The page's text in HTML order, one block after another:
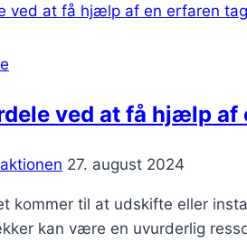
ved at få hjælp
27. august 2024
kommer til at udskifte eller
kan være en uvurderlig